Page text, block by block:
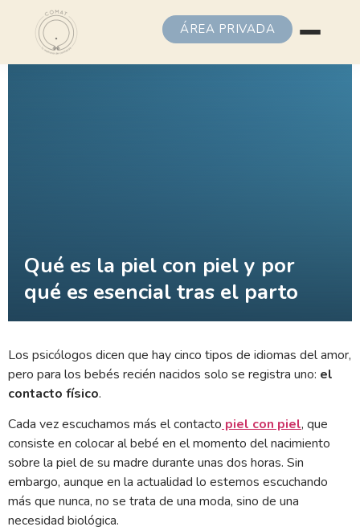
ÁREA PRIVADA
Qué es la piel con piel y por
qué es esencial tras el parto
Los psicólogos dicen que hay cinco tipos de idiomas del amor,
pero para los bebés recién nacidos solo se registra uno: el
contacto físico.
Cada vez escuchamos más el contacto piel con piel, que
consiste en colocar al bebé en el momento del nacimiento
sobre la piel de su madre durante unas dos horas. Sin
embargo, aunque en la actualidad lo estemos escuchando
más que nunca, no se trata de una moda, sino de una
necesidad biológica.